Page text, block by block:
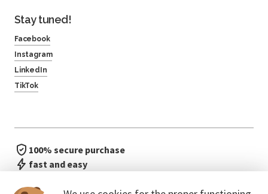
Stay tuned!
Facebook
Instagram
LinkedIn
TikTok
100% secure purchase
fast and easy